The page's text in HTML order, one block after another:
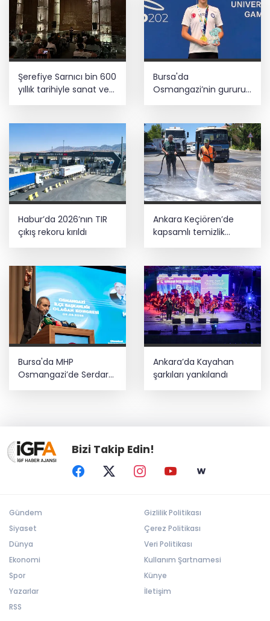
Şerefiye Sarnıcı bin 600
yıllık tarihiyle sanat ve
Bursa'da
Osmangazi’nin gururu
Habur’da 2026’nın TIR
çıkış rekoru kırıldı
Ankara Keçiören’de
kapsamlı temizlik
seferberliği
Bursa'da MHP
Osmangazi’de Serdar
Burulday dönemi
Ankara’da Kayahan
şarkıları yankılandı
Bizi Takip Edin!
Gündem
Siyaset
Dünya
Ekonomi
Spor
Yazarlar
RSS
Gizlilik Politikası
Çerez Politikası
Veri Politikası
Kullanım Şartnamesi
Künye
İletişim